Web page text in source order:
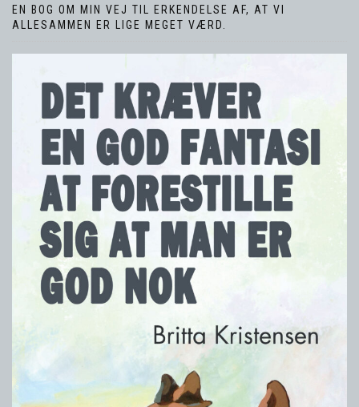
EN BOG OM MIN VEJ TIL ERKENDELSE AF, AT VI
ALLESAMMEN ER LIGE MEGET VÆRD.